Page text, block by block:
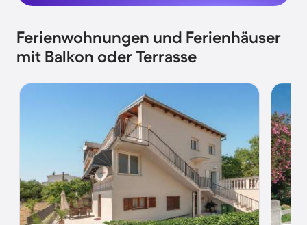
Ferienwohnungen und Ferienhäuser
mit Balkon oder Terrasse